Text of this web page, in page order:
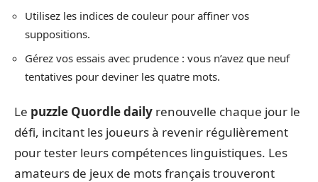
Utilisez les indices de couleur pour affiner vos
suppositions.
Gérez vos essais avec prudence : vous n’avez que neuf
tentatives pour deviner les quatre mots.
Le puzzle Quordle daily renouvelle chaque jour le
défi, incitant les joueurs à revenir régulièrement
pour tester leurs compétences linguistiques. Les
amateurs de jeux de mots français trouveront